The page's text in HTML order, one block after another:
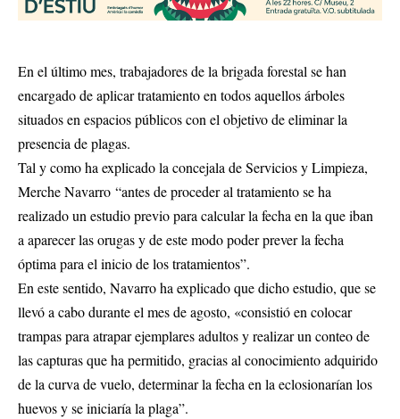
En el último mes, trabajadores de la brigada forestal se han
encargado de aplicar tratamiento en todos aquellos árboles
situados en espacios públicos con el objetivo de eliminar la
presencia de plagas.
Tal y como ha explicado la concejala de Servicios y Limpieza,
Merche Navarro “antes de proceder al tratamiento se ha
realizado un estudio previo para calcular la fecha en la que iban
a aparecer las orugas y de este modo poder prever la fecha
óptima para el inicio de los tratamientos”.
En este sentido, Navarro ha explicado que dicho estudio, que se
llevó a cabo durante el mes de agosto, «consistió en colocar
trampas para atrapar ejemplares adultos y realizar un conteo de
las capturas que ha permitido, gracias al conocimiento adquirido
de la curva de vuelo, determinar la fecha en la eclosionarían los
huevos y se iniciaría la plaga”.